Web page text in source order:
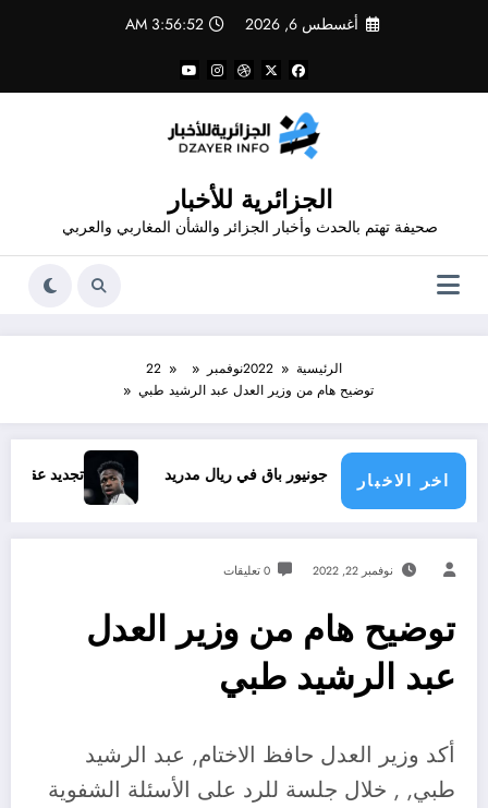
أغسطس 6, 2026 3:56:53 AM
الجزائرية للأخبار
صحيفة تهتم بالحدث وأخبار الجزائر والشأن المغاربي والعربي
الرئيسية 2022نوفمبر
22
توضيح هام من وزير العدل عبد الرشيد طبي
اخر الاخبار
فينيسيوس جونيور باق في ريال مدريد تجديد عقد
نوفمبر 22, 2022 0 تعليقات
توضيح هام من وزير العدل
عبد الرشيد طبي
أكد وزير العدل حافظ الاختام, عبد الرشيد
طبي, , خلال جلسة للرد على الأسئلة الشفوية